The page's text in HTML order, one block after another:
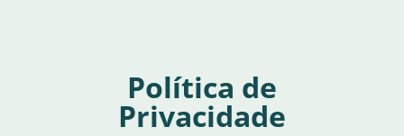
Política de
Privacidade